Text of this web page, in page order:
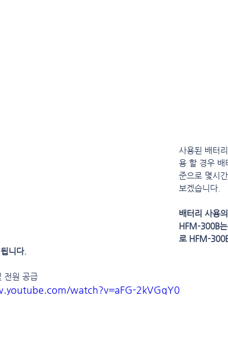
사용된 배터
용 할 경우 배
준으로 몇시
보겠습니다.
배터리 사용
HFM-300B
로 HFM-
니다.
전원 공급
watch?v=aFG-2kVGqY0